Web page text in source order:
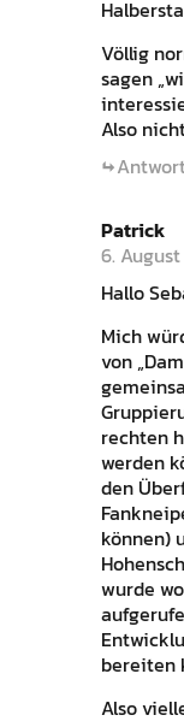
Völlig
sagen
Also
Patrick
6. August
Hallo
Mich
von
rechten
werden
den
können)
wurde
bereiten
Also